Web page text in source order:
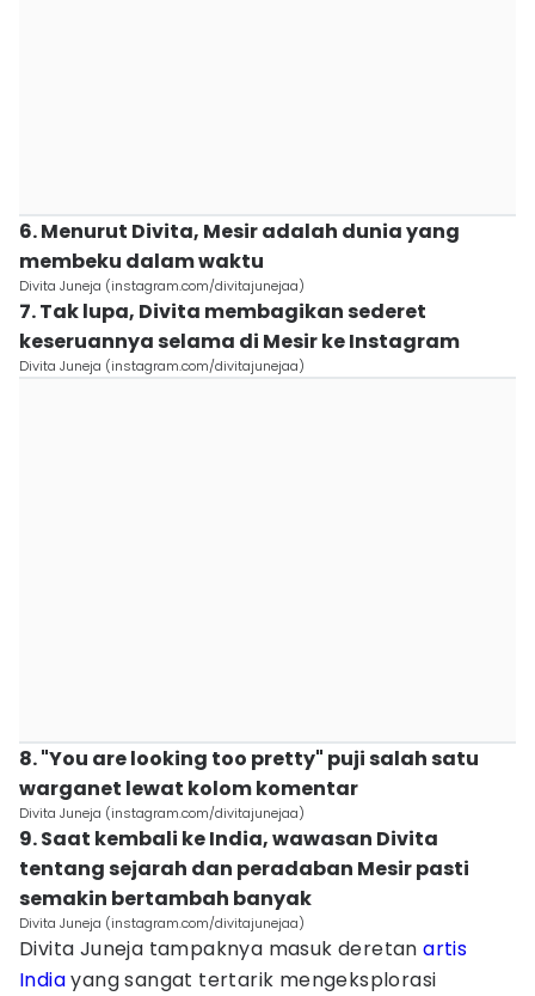
6. Menurut Divita, Mesir adalah dunia yang
membeku dalam waktu
Divita Juneja (instagram.com/divitajunejaa)
7. Tak lupa, Divita membagikan sederet
keseruannya selama di Mesir ke Instagram
Divita Juneja (instagram.com/divitajunejaa)
8. "You are looking too pretty" puji salah satu
warganet lewat kolom komentar
Divita Juneja (instagram.com/divitajunejaa)
9. Saat kembali ke India, wawasan Divita
tentang sejarah dan peradaban Mesir pasti
semakin bertambah banyak
Divita Juneja (instagram.com/divitajunejaa)
Divita Juneja tampaknya masuk deretanartis
Indiayang sangat tertarik mengeksplorasi